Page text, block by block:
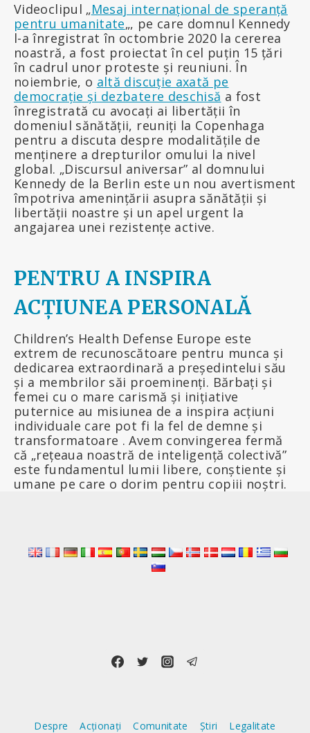
Videoclipul „Mesaj internațional de speranță
pentru umanitate„, pe care domnul Kennedy
l-a înregistrat în octombrie 2020 la cererea
noastră, a fost proiectat în cel puțin 15 țări
în cadrul unor proteste și reuniuni. În
noiembrie, o altă discuție axată pe
democrație și dezbatere deschisă a fost
înregistrată cu avocați ai libertății în
domeniul sănătății, reuniți la Copenhaga
pentru a discuta despre modalitățile de
menținere a drepturilor omului la nivel
global. „Discursul aniversar” al domnului
Kennedy de la Berlin este un nou avertisment
împotriva amenințării asupra sănătății și
libertății noastre și un apel urgent la
angajarea unei rezistențe active.
PENTRU A INSPIRA
ACȚIUNEA PERSONALĂ
Children’s Health Defense Europe este
extrem de recunoscătoare pentru munca și
dedicarea extraordinară a președintelui său
și a membrilor săi proeminenți. Bărbați și
femei cu o mare carismă și inițiative
puternice au misiunea de a inspira acțiuni
individuale care pot fi la fel de demne și
transformatoare . Avem convingerea fermă
că „rețeaua noastră de inteligență colectivă”
este fundamentul lumii libere, conștiente și
umane pe care o dorim pentru copiii noștri.
Despre Acționați Comunitate Știri Legalitate